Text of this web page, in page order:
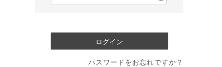
ログイン
パスワードをお忘れですか？